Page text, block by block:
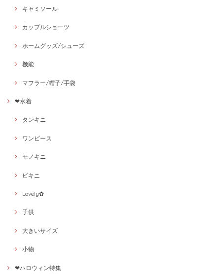
キャミソール
カップルショーツ
ホームグッズ/シューズ
機能
マフラー/帽子/手袋
❤水着
タンキニ
ワンピース
モノキニ
ビキニ
Lovely✿
子供
大きいサイズ
小物
❤ハロウィン特集